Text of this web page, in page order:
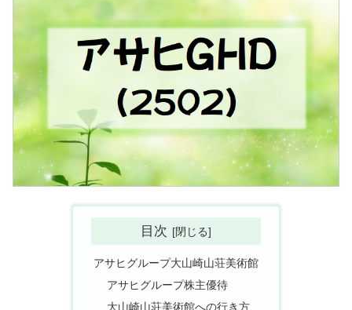
目次
アサヒグループ大山崎山荘美術館
アサヒグループ株主優待
大山崎山荘美術館への行き方